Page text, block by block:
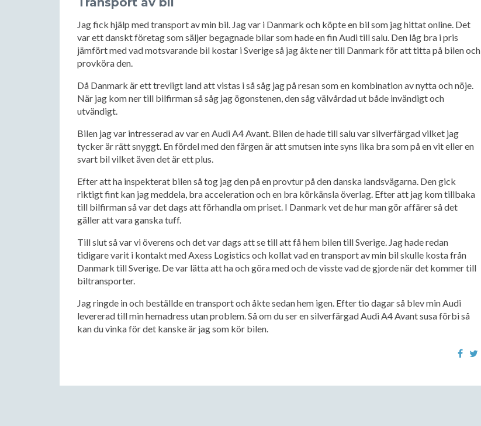
Jag fick hjälp med transport av min bil. Jag var i Danmark och köpte en bil som jag hittat online. Det
var ett danskt företag som säljer begagnade bilar som hade en fin Audi till salu. Den låg bra i pris
jämfört med vad motsvarande bil kostar i Sverige så jag åkte ner till Danmark för att titta på bilen och
provköra den.
Då Danmark är ett trevligt land att vistas i så såg jag på resan som en kombination av nytta och nöje.
När jag kom ner till bilfirman så såg jag ögonstenen, den såg välvårdad ut både invändigt och
utvändigt.
Bilen jag var intresserad av var en Audi A4 Avant. Bilen de hade till salu var silverfärgad vilket jag
tycker är rätt snyggt. En fördel med den färgen är att smutsen inte syns lika bra som på en vit eller en
svart bil vilket även det är ett plus.
Efter att ha inspekterat bilen så tog jag den på en provtur på den danska landsvägarna. Den gick
riktigt fint kan jag meddela, bra acceleration och en bra körkänsla överlag. Efter att jag kom tillbaka
till bilfirman så var det dags att förhandla om priset. I Danmark vet de hur man gör affärer så det
gäller att vara ganska tuff.
Till slut så var vi överens och det var dags att se till att få hem bilen till Sverige. Jag hade redan
tidigare varit i kontakt med Axess Logistics och kollat vad en transport av min bil skulle kosta från
Danmark till Sverige. De var lätta att ha och göra med och de visste vad de gjorde när det kommer till
biltransporter.
Jag ringde in och beställde en transport och åkte sedan hem igen. Efter tio dagar så blev min Audi
levererad till min hemadress utan problem. Så om du ser en silverfärgad Audi A4 Avant susa förbi så
kan du vinka för det kanske är jag som kör bilen.